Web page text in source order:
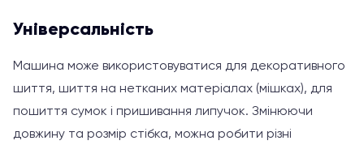
Універсальність
Машина може використовуватися для декоративного
шиття, шиття на нетканих матеріалах (мішках), для
пошиття сумок і пришивання липучок. Змінюючи
довжину та розмір стібка, можна робити різні